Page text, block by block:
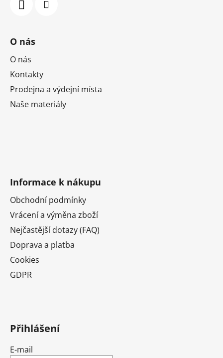
O nás
O nás
Kontakty
Prodejna a výdejní místa
Naše materiály
Informace k nákupu
Obchodní podmínky
Vrácení a výměna zboží
Nejčastější dotazy (FAQ)
Doprava a platba
Cookies
GDPR
Přihlášení
E-mail